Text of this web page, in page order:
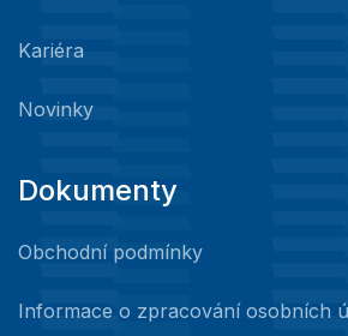
Kariéra
Novinky
Dokumenty
Obchodní podmínky
Informace o zpracování osobních